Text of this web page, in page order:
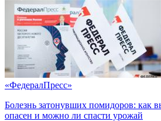
«ФедералПресс»
Болезнь затонувших помидоров: как
опасен и можно ли спасти урожай